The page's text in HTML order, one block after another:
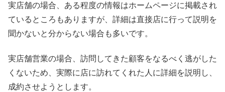
実店舗の場合、ある程度の情報はホームページに掲載され
ているところもありますが、詳細は直接店に行って説明を
聞かないと分からない場合も多いです。
実店舗営業の場合、訪問してきた顧客をなるべく逃がした
くないため、実際に店に訪れてくれた人に詳細を説明し、
成約させようとします。